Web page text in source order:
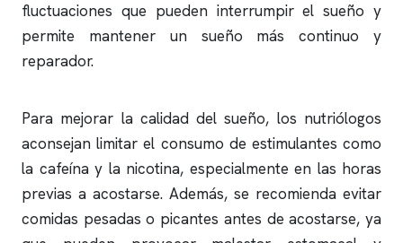
fluctuaciones que pueden interrumpir el sueño y
permite mantener un sueño más continuo y
reparador.
Para mejorar la calidad del sueño, los nutriólogos
aconsejan limitar el consumo de estimulantes como
la cafeína y la nicotina, especialmente en las horas
previas a acostarse. Además, se recomienda evitar
comidas pesadas o picantes antes de acostarse, ya